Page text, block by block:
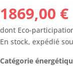
1869,00 €
dont Eco-
En stock, expédié
Catégorie